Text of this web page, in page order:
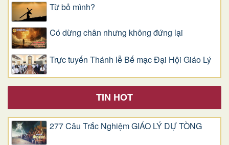
Từ bỏ mình?
Có dừng chân nhưng không đứng lại
Trực tuyến Thánh lễ Bế mạc Đại Hội Giáo Lý
TIN HOT
277 Câu Trắc Nghiệm GIÁO LÝ DỰ TÒNG